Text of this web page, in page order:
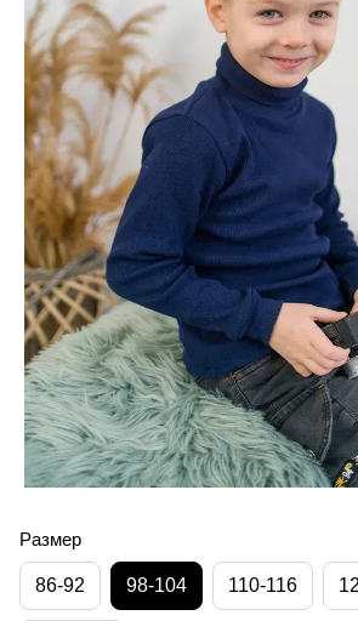
Размер
86-92 98-104 110-116